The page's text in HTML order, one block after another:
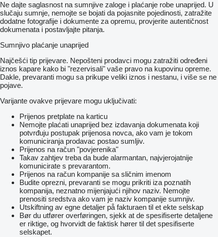
Ne dajte saglasnost na sumnjive zaloge i plaćanje robe unaprijed. U
slučaju sumnje, nemojte se bojati da pojasnite pojedinosti, zatražite
dodatne fotografije i dokumente za opremu, provjerite autentičnost
dokumenata i postavljajte pitanja.
Sumnjivo plaćanje unaprijed
Najčešći tip prijevare. Nepošteni prodavci mogu zatražiti određeni
iznos kapare kako bi "rezervisali" vaše pravo na kupovinu opreme.
Dakle, prevaranti mogu sa prikupe veliki iznos i nestanu, i više se ne
pojave.
Varijante ovakve prijevare mogu uključivati:
Prijenos pretplate na karticu
Nemojte plaćati unaprijed bez izdavanja dokumenata koji
potvrđuju postupak prijenosa novca, ako vam je tokom
komuniciranja prodavac postao sumljiv.
Prijenos na račun "povjerenika"
Takav zahtjev treba da bude alarmantan, najvjerojatnije
komunicirate s prevarantom.
Prijenos na račun kompanije sa sličnim imenom
Budite oprezni, prevaranti se mogu prikriti iza poznatih
kompanija, neznatno mijenjajući njihov naziv. Nemojte
prenositi sredstva ako vam je naziv kompanije sumnjiv.
Utskiftning av egne detaljer på fakturaen til et ekte selskap
Bør du utfører overføringen, sjekk at de spesifiserte detaljene
er riktige, og hvorvidt de faktisk hører til det spesifiserte
selskapet.